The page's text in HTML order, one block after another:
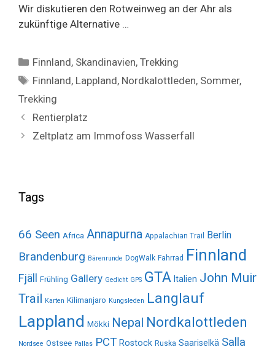
Wir diskutieren den Rotweinweg an der Ahr als
zukünftige Alternative …
Categories
Finnland, Skandinavien,Trekking
Tags
Finnland, Lappland, Nordkalottleden, Sommer,
Trekking
Rentierplatz
Zeltplatz am Immofoss Wasserfall
Tags
66 Seen Africa Annapurna Appalachian Trail Berlin
Brandenburg Bärenrunde DogWalk Fahrrad Finnland
Fjäll Frühling Gallery Gedicht GPS GTA Italien John Muir
Trail Karten Kilimanjaro Kungsleden Langlauf
Lappland Mökki Nepal Nordkalottleden
Nordsee Ostsee Pallas PCT Rostock Ruska Saariselkä Salla